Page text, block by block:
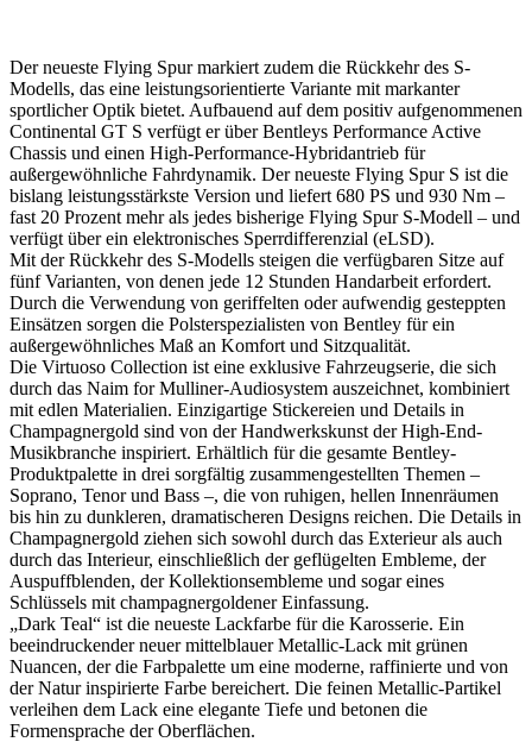
Der neueste Flying Spur markiert zudem die Rückkehr des S-
Modells, das eine leistungsorientierte Variante mit markanter
sportlicher Optik bietet. Aufbauend auf dem positiv aufgenommenen
Continental GT S verfügt er über Bentleys Performance Active
Chassis und einen High-Performance-Hybridantrieb für
außergewöhnliche Fahrdynamik. Der neueste Flying Spur S ist die
bislang leistungsstärkste Version und liefert 680 PS und 930 Nm –
fast 20 Prozent mehr als jedes bisherige Flying Spur S-Modell – und
verfügt über ein elektronisches Sperrdifferenzial (eLSD).
Mit der Rückkehr des S-Modells steigen die verfügbaren Sitze auf
fünf Varianten, von denen jede 12 Stunden Handarbeit erfordert.
Durch die Verwendung von geriffelten oder aufwendig gesteppten
Einsätzen sorgen die Polsterspezialisten von Bentley für ein
außergewöhnliches Maß an Komfort und Sitzqualität.
Die Virtuoso Collection ist eine exklusive Fahrzeugserie, die sich
durch das Naim for Mulliner-Audiosystem auszeichnet, kombiniert
mit edlen Materialien. Einzigartige Stickereien und Details in
Champagnergold sind von der Handwerkskunst der High-End-
Musikbranche inspiriert. Erhältlich für die gesamte Bentley-
Produktpalette in drei sorgfältig zusammengestellten Themen –
Soprano, Tenor und Bass –, die von ruhigen, hellen Innenräumen
bis hin zu dunkleren, dramatischeren Designs reichen. Die Details in
Champagnergold ziehen sich sowohl durch das Exterieur als auch
durch das Interieur, einschließlich der geflügelten Embleme, der
Auspuffblenden, der Kollektionsembleme und sogar eines
Schlüssels mit champagnergoldener Einfassung.
„Dark Teal“ ist die neueste Lackfarbe für die Karosserie. Ein
beeindruckender neuer mittelblauer Metallic-Lack mit grünen
Nuancen, der die Farbpalette um eine moderne, raffinierte und von
der Natur inspirierte Farbe bereichert. Die feinen Metallic-Partikel
verleihen dem Lack eine elegante Tiefe und betonen die
Formensprache der Oberflächen.